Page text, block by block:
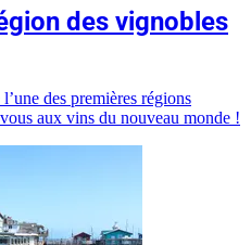
des vignobles
des premières régions
aux vins du nouveau monde !